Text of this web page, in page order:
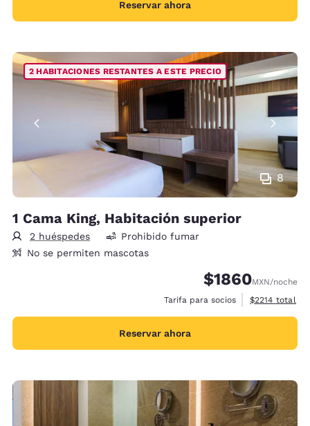
Reservar ahora
8
2 HABITACIONES RESTANTES A ESTE PRECIO
1 Cama King, Habitación superior
2 huéspedes
Prohibido fumar
No se permiten mascotas
$1860MXN/noche
Tarifa para socios
Ver detalles
$2214 total
Reservar ahora